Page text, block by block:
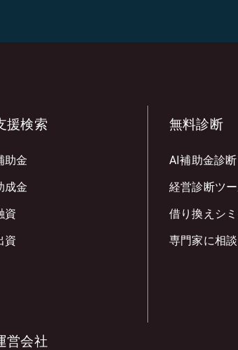
援検索
助金
成金
資
資
無料診断
AI補助金診断
経営診断ツ
借り換えシ
専門家に相談
営会社